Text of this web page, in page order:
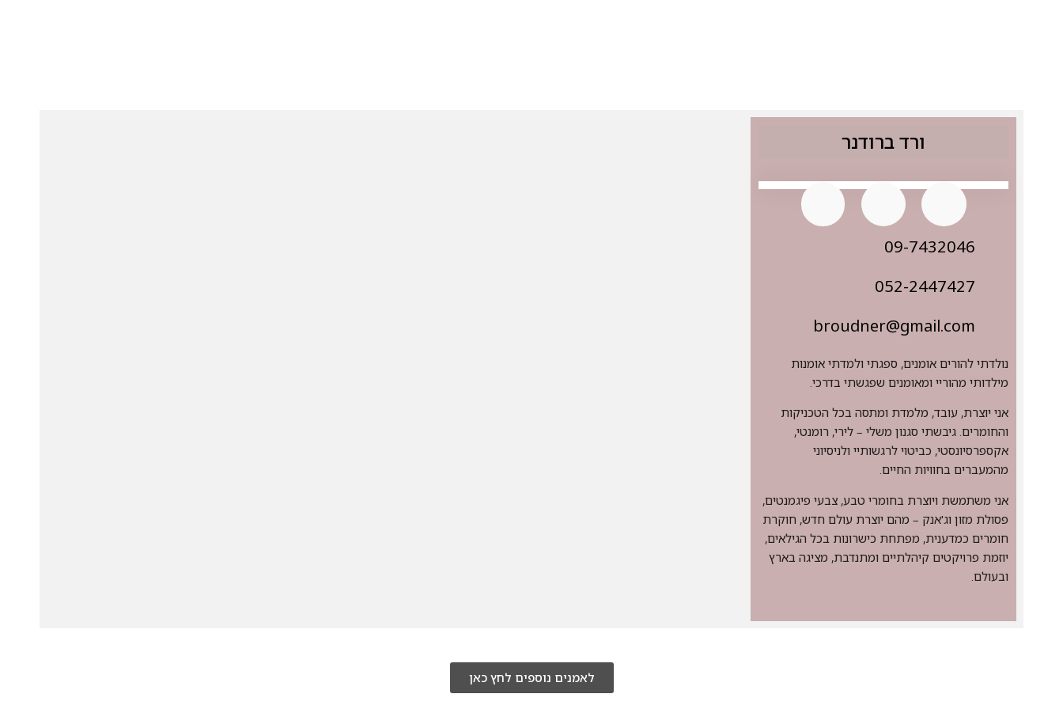
ורד ברודנר
09-7432046
052-2447427
broudner@gmail.com
נולדתי להורים אומנים, ספגתי ולמדתי אומנות
מילדותי מהוריי ומאומנים שפגשתי בדרכי.
אני יוצרת, עובד, מלמדת ומתסה בכל הטכניקות
והחומרים. גיבשתי סגנון משלי – לירי, רומנטי,
אקספרסיונסטי, כביטוי לרגשותיי ולניסיוני
מהמעברים בחוויות החיים.
אני משתמשת ויוצרת בחומרי טבע, צבעי פיגמנטים,
פסולת מזון וג'אנק – מהם יוצרת עולם חדש, חוקרת
חומרים כמדענית, מפתחת כישרונות בכל הגילאים,
יוזמת פרויקטים קיהלתיים ומתנדבת, מציגה בארץ
ובעולם.
לאמנים נוספים לחץ כאן